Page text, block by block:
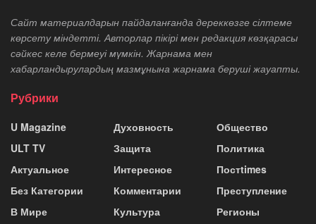
Сайт материалдарын пайдаланғанда дереккөзге сілтеме
көрсету міндетті. Авторлар пікірі мен редакция көзқарасы
сәйкес келе бермеуі мүмкін. Жарнама мен
хабарландырулардың мазмұнына жарнама беруші жауапты.
Рубрики
U Magazine
ULT TV
Актуальное
Без Категории
В Мире
Духовность
Защита
Интересное
Комментарии
Культура
Общество
Политика
Постtimes
Преступление
Регионы